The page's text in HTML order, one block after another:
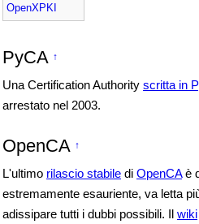
OpenXPKI
PyCA ↑
Una Certification Authority scritta in
arrestato nel 2003.
OpenCA ↑
L'ultimo rilascio stabile di OpenCAè
estremamente esauriente, va letta
adissipare tutti i dubbi possibili. Il wiki